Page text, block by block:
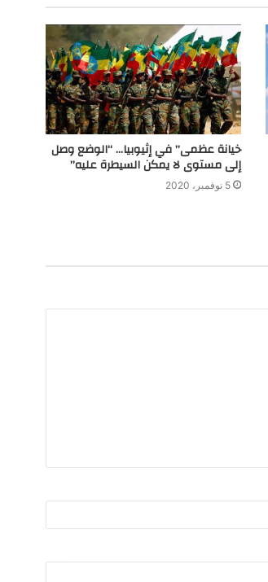
خيانة عظمى” في إثيوبيا… “الوضع وصل
إلى مستوى لا يمكن السيطرة عليه”
5 نوفمبر، 2020